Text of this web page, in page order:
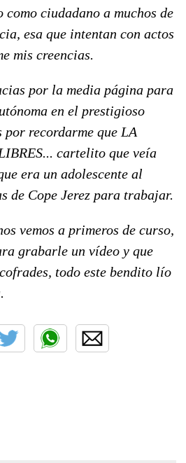
como ciudadano a muchos de
esa que intentan con actos
mis creencias.
por la media página para
en el prestigioso
recordarme que LA
cartelito que veía
era un adolescente al
de Cope Jerez para trabajar.
vemos a primeros de curso,
grabarle un vídeo y que
todo este bendito lío